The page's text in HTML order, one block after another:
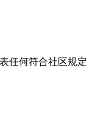
任何符合社区规定